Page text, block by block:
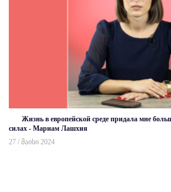
Жизнь в европейской среде придала мне
силах - Мариам Лашхия
27 / მაისი 2024